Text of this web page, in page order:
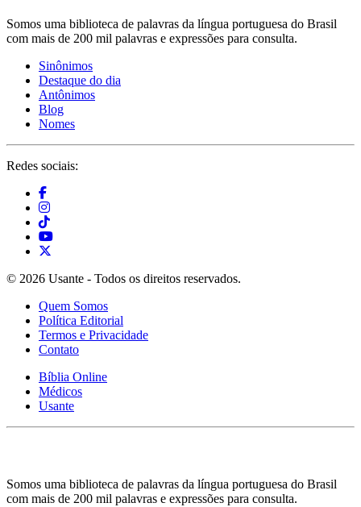
Somos uma biblioteca de palavras da língua portuguesa do Brasil
com mais de 200 mil palavras e expressões para consulta.
Sinônimos
Destaque do dia
Antônimos
Blog
Nomes
Redes sociais:
© 2026 Usante - Todos os direitos reservados.
Quem Somos
Política Editorial
Termos e Privacidade
Contato
Bíblia Online
Médicos
Usante
Somos uma biblioteca de palavras da língua portuguesa do Brasil
com mais de 200 mil palavras e expressões para consulta.